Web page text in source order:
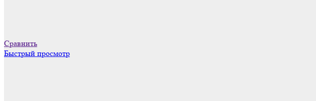
Сравнить
Быстрый просмотр